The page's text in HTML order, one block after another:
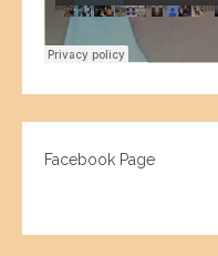
Facebook Page